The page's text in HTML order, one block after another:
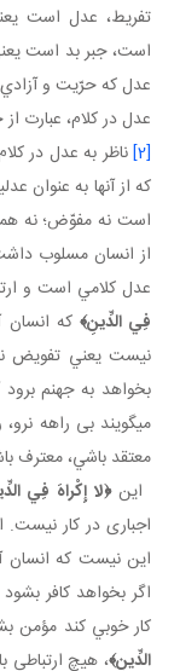
تفريط، عدل است
است، جبر بد است
عدل که حرّيت و
عدل در کلام، عبارت
[2]
ناظر به عدل در
که از آنها به عنوان
است نه مفوّض؛ نه
از انسان مسلوب
عدل کلامي است و
فِي الدِّينِ﴾ که انسان
نيست يعني تفويض
بخواهد به جهنم
مي گويند بی راهه
معتقد باشي، معترف
اين﴿لا إِكْراهَ فِي
اجباری در کار
اين نيست که انسان
اگر بخواهد کافر
کار خوبي کند مؤمن
الدِّينِ﴾، هيچ ارتباطي